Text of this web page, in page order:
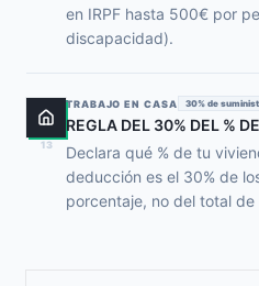
en IRPF hasta 500€ por
discapacidad).
13
TRABAJO EN CASA 30% de
REGLA DEL 30% DEL %
Declara qué % de tu
deducción es el 30% de
porcentaje, no del total de